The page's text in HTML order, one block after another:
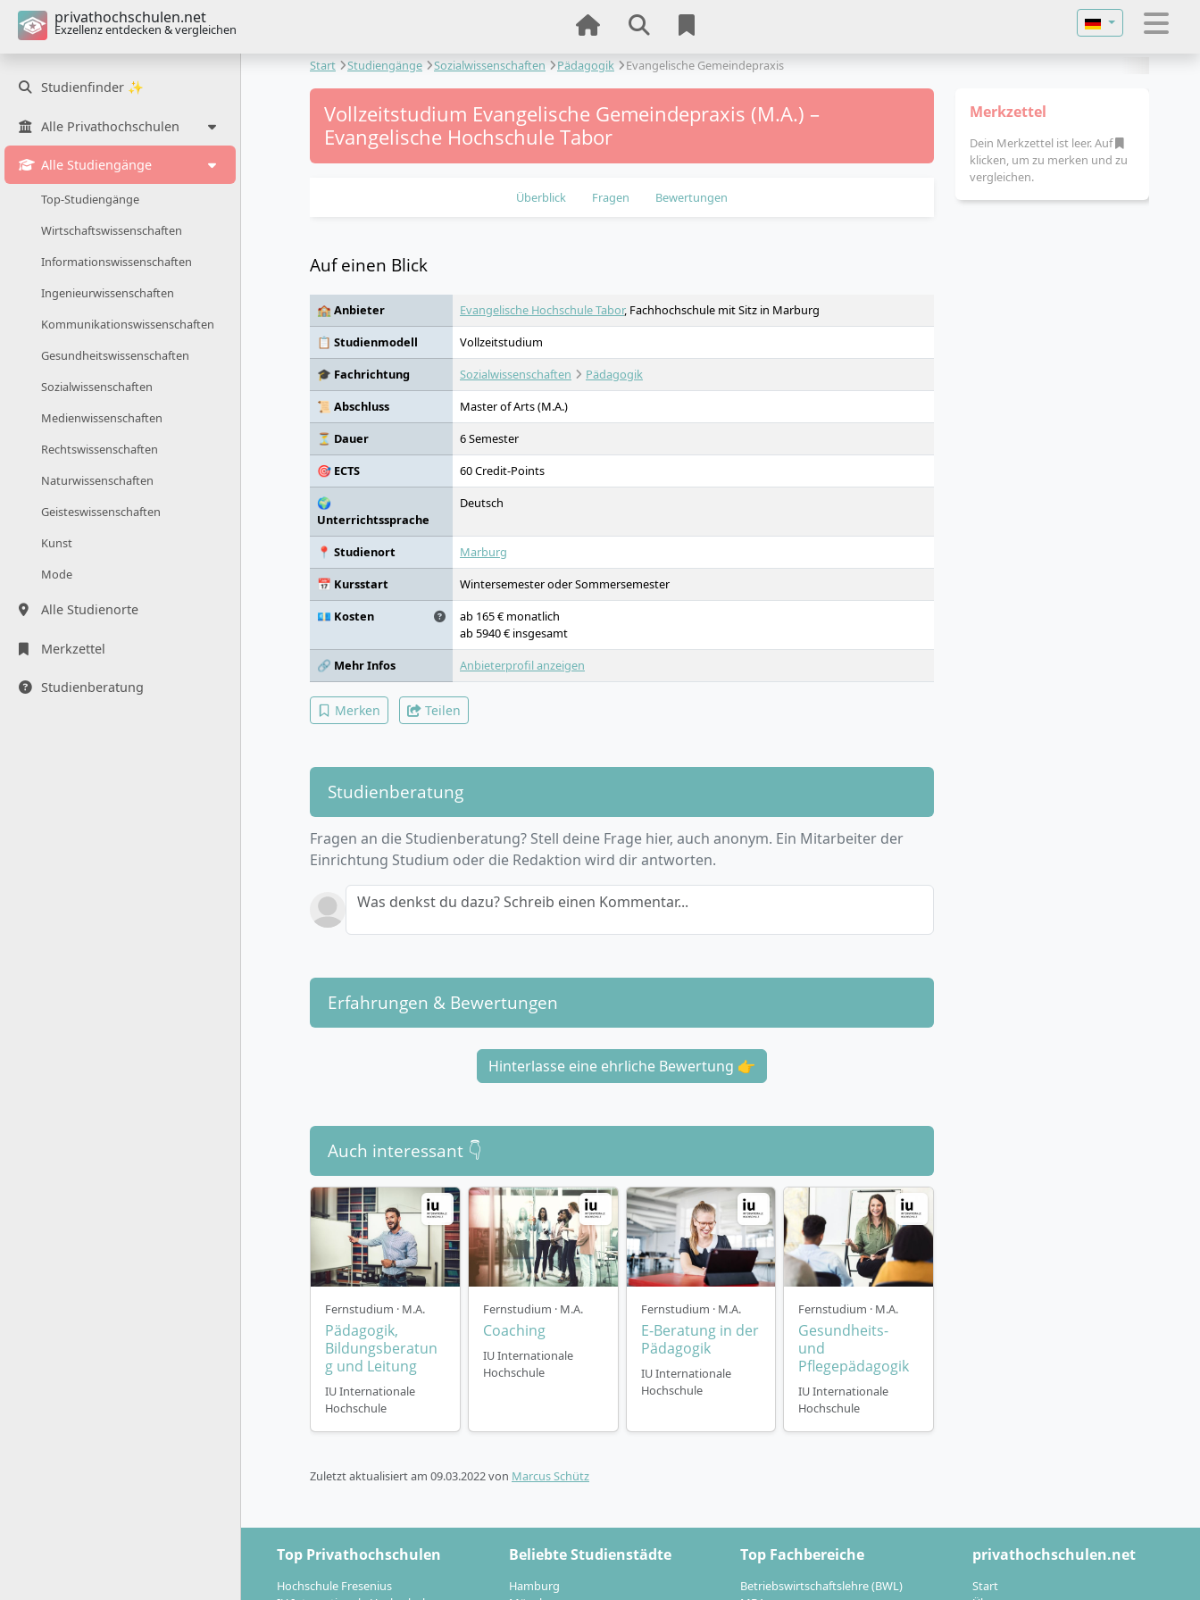
privathochschulen.net
Exzellenz entdecken & vergleichen
Sprache
Studienfinder ✨
Alle Privathochschulen
Alle Studiengänge
Top-Studiengänge
Wirtschaftswissenschaften
Informationswissenschaften
Ingenieurwissenschaften
Kommunikationswissenschaften
Gesundheitswissenschaften
Sozialwissenschaften
Medienwissenschaften
Rechtswissenschaften
Naturwissenschaften
Geisteswissenschaften
Kunst
Mode
Alle Studienorte
Merkzettel
Studienberatung
Start Studiengänge Sozialwissenschaften Pädagogik Evangelische Gemeindepraxis
Vollzeitstudium Evangelische Gemeindepraxis (M.A.) –
Evangelische Hochschule Tabor
Überblick Fragen Bewertungen
Auf einen Blick
🏫 Anbieter Evangelische Hochschule Tabor, Fachhochschule mit Sitz in Marburg
📋 Studienmodell
Vollzeitstudium
🎓 Fachrichtung
Sozialwissenschaften
Pädagogik
📜 Abschluss
Master of Arts (M.A.)
⏳ Dauer
6 Semester
🎯 ECTS
60 Credit-Points
🌍
Unterrichtssprache
Deutsch
📍 Studienort
Marburg
📅 Kursstart
Wintersemester oder Sommersemester
💶 Kosten
ab 165 € monatlich
ab 5940 € insgesamt
🔗 Mehr Infos
Anbieterprofil anzeigen
Merken Teilen
Studienberatung
Fragen an die Studienberatung? Stell deine Frage hier, auch anonym. Ein Mitarbeiter der
Einrichtung Studium oder die Redaktion wird dir antworten.
Was denkst du dazu? Schreib einen Kommentar...
Erfahrungen & Bewertungen
Hinterlasse eine ehrliche Bewertung 👉
Auch interessant 👇
Fernstudium · M.A.
Pädagogik,
Bildungsberatun
g und Leitung
IU Internationale
Hochschule
Fernstudium · M.A.
Coaching
IU Internationale
Hochschule
Fernstudium · M.A.
E-Beratung in der
Pädagogik
IU Internationale
Hochschule
Fernstudium · M.A.
Gesundheits-
und
Pflegepädagogik
IU Internationale
Hochschule
Zuletzt aktualisiert am 09.03.2022von Marcus Schütz
Merkzettel
Dein Merkzettel ist leer. Auf
klicken, um zu merken und zu
vergleichen.
Top Privathochschulen
Hochschule Fresenius
Beliebte Studienstädte
Hamburg
Top Fachbereiche
Betriebswirtschaftslehre (BWL)
privathochschulen.net
Start